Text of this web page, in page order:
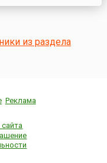
славных
К...
из раздела
Реклама